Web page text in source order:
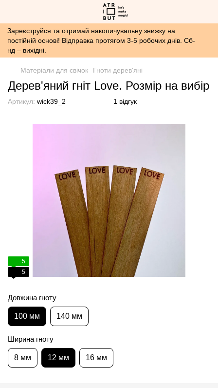
Зареєструйся та отримай накопичувальну знижку на
постійній основі! Відправка протягом 3-5 робочих днів. Сб-
нд – вихідні.
Матеріали для свічок Гноти дерев'яні
Дерев'яний гніт Love. Розмір на вибір
Артикул: wick39_2 1 відгук
5
5
Довжина гноту
100 мм 140 мм
Ширина гноту
8 мм 12 мм 16 мм